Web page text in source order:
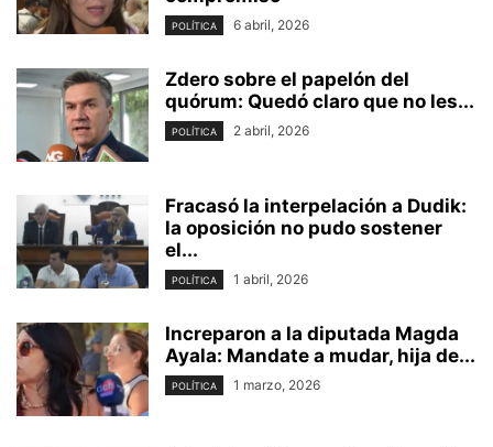
POLÍTICA 6 abril, 2026
Zdero sobre el papelón del
quórum: Quedó claro que no les...
POLÍTICA 2 abril, 2026
Fracasó la interpelación a Dudik:
la oposición no pudo sostener
el...
POLÍTICA 1 abril, 2026
Increparon a la diputada Magda
Ayala: Mandate a mudar, hija de...
POLÍTICA 1 marzo, 2026